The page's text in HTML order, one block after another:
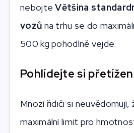
nebojteVětšina
vozů na trhu se do
500 kg pohodlně vejde.
Pohlídejte si
Mnozí řidiči si neuvědomují,
maximální limit pro